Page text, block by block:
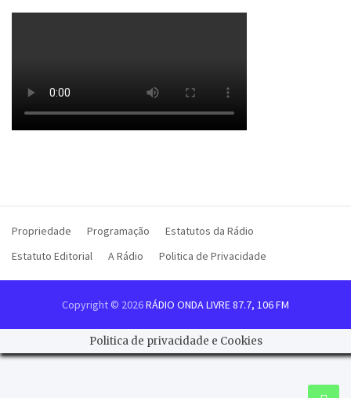
Propriedade Programação
Estatutos da Rádio
Estatuto Editorial
A Rádio Politica de Privacidade
Copyright © 2026RÁDIO ONDA LIVRE 87.7, 106 FM
Politica de privacidade e Cookies